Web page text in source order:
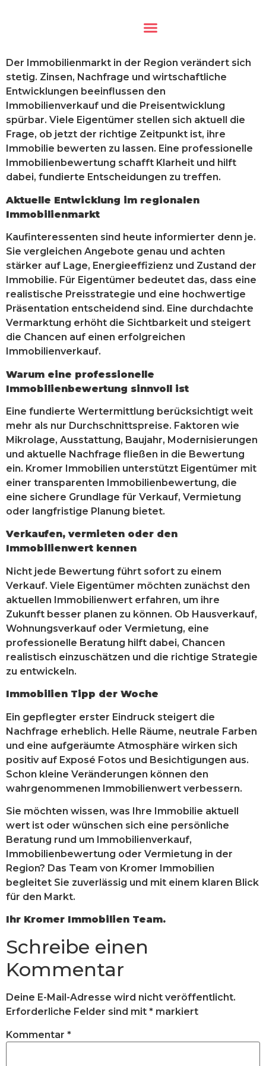
Der Immobilienmarkt in der Region verändert sich
stetig. Zinsen, Nachfrage und wirtschaftliche
Entwicklungen beeinflussen den
Immobilienverkauf und die Preisentwicklung
spürbar. Viele Eigentümer stellen sich aktuell die
Frage, ob jetzt der richtige Zeitpunkt ist, ihre
Immobilie bewerten zu lassen. Eine professionelle
Immobilienbewertung schafft Klarheit und hilft
dabei, fundierte Entscheidungen zu treffen.
Aktuelle Entwicklung im regionalen
Immobilienmarkt
Kaufinteressenten sind heute informierter denn je.
Sie vergleichen Angebote genau und achten
stärker auf Lage, Energieeffizienz und Zustand der
Immobilie. Für Eigentümer bedeutet das, dass eine
realistische Preisstrategie und eine hochwertige
Präsentation entscheidend sind. Eine durchdachte
Vermarktung erhöht die Sichtbarkeit und steigert
die Chancen auf einen erfolgreichen
Immobilienverkauf.
Warum eine professionelle
Immobilienbewertung sinnvoll ist
Eine fundierte Wertermittlung berücksichtigt weit
mehr als nur Durchschnittspreise. Faktoren wie
Mikrolage, Ausstattung, Baujahr, Modernisierungen
und aktuelle Nachfrage fließen in die Bewertung
ein. Kromer Immobilien unterstützt Eigentümer mit
einer transparenten Immobilienbewertung, die
eine sichere Grundlage für Verkauf, Vermietung
oder langfristige Planung bietet.
Verkaufen, vermieten oder den
Immobilienwert kennen
Nicht jede Bewertung führt sofort zu einem
Verkauf. Viele Eigentümer möchten zunächst den
aktuellen Immobilienwert erfahren, um ihre
Zukunft besser planen zu können. Ob Hausverkauf,
Wohnungsverkauf oder Vermietung, eine
professionelle Beratung hilft dabei, Chancen
realistisch einzuschätzen und die richtige Strategie
zu entwickeln.
Immobilien Tipp der Woche
Ein gepflegter erster Eindruck steigert die
Nachfrage erheblich. Helle Räume, neutrale Farben
und eine aufgeräumte Atmosphäre wirken sich
positiv auf Exposé Fotos und Besichtigungen aus.
Schon kleine Veränderungen können den
wahrgenommenen Immobilienwert verbessern.
Sie möchten wissen, was Ihre Immobilie aktuell
wert ist oder wünschen sich eine persönliche
Beratung rund um Immobilienverkauf,
Immobilienbewertung oder Vermietung in der
Region? Das Team von Kromer Immobilien
begleitet Sie zuverlässig und mit einem klaren Blick
für den Markt.
Ihr Kromer Immobilien Team.
Schreibe einen
Kommentar
Deine E-Mail-Adresse wird nicht veröffentlicht.
Erforderliche Felder sind mit * markiert
Kommentar *